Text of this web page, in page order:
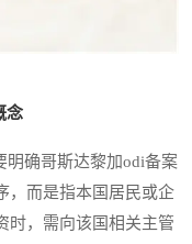
念
确哥斯达黎加odi备案
，而是指本国居民或企
时，需向该国相关主管